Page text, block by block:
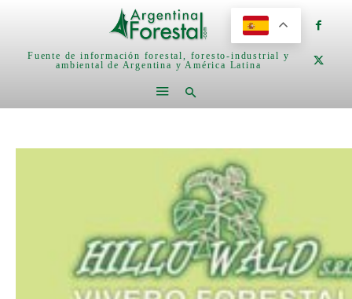
Fuente de información forestal, foresto-industrial y
ambiental de Argentina y América Latina